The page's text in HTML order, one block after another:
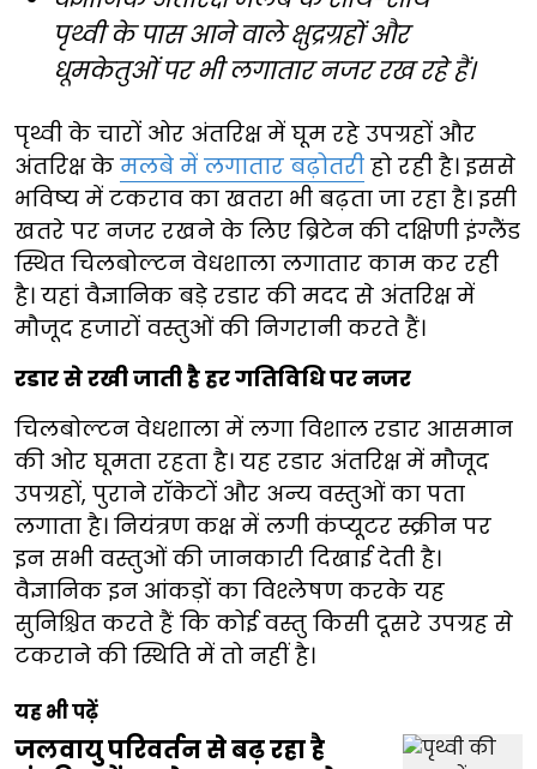
पृथ्वी के पास आने वाले क्षुद्रग्रहों और
धूमकेतुओं पर भी लगातार नजर रख रहे हैं।
पृथ्वी के चारों ओर अंतरिक्ष में घूम रहे उपग्रहों और
अंतरिक्ष के मलबे में लगातार बढ़ोतरी हो रही है। इससे
भविष्य में टकराव का खतरा भी बढ़ता जा रहा है। इसी
खतरे पर नजर रखने के लिए ब्रिटेन की दक्षिणी इंग्लैंड
स्थित चिलबोल्टन वेधशाला लगातार काम कर रही
है। यहां वैज्ञानिक बड़े रडार की मदद से अंतरिक्ष में
मौजूद हजारों वस्तुओं की निगरानी करते हैं।
रडार से रखी जाती है हर गतिविधि पर नजर
चिलबोल्टन वेधशाला में लगा विशाल रडार आसमान
की ओर घूमता रहता है। यह रडार अंतरिक्ष में मौजूद
उपग्रहों, पुराने रॉकेटों और अन्य वस्तुओं का पता
लगाता है। नियंत्रण कक्ष में लगी कंप्यूटर स्क्रीन पर
इन सभी वस्तुओं की जानकारी दिखाई देती है।
वैज्ञानिक इन आंकड़ों का विश्लेषण करके यह
सुनिश्चित करते हैं कि कोई वस्तु किसी दूसरे उपग्रह से
टकराने की स्थिति में तो नहीं है।
यह भी पढ़ें
जलवायु परिवर्तन से बढ़ रहा है